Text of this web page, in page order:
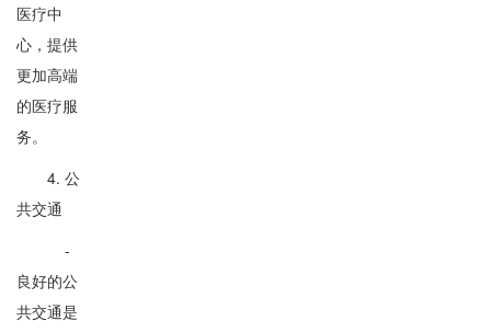
医疗中
心，提供
更加高端
的医疗服
务。
4. 公
共交通
-
良好的公
共交通是